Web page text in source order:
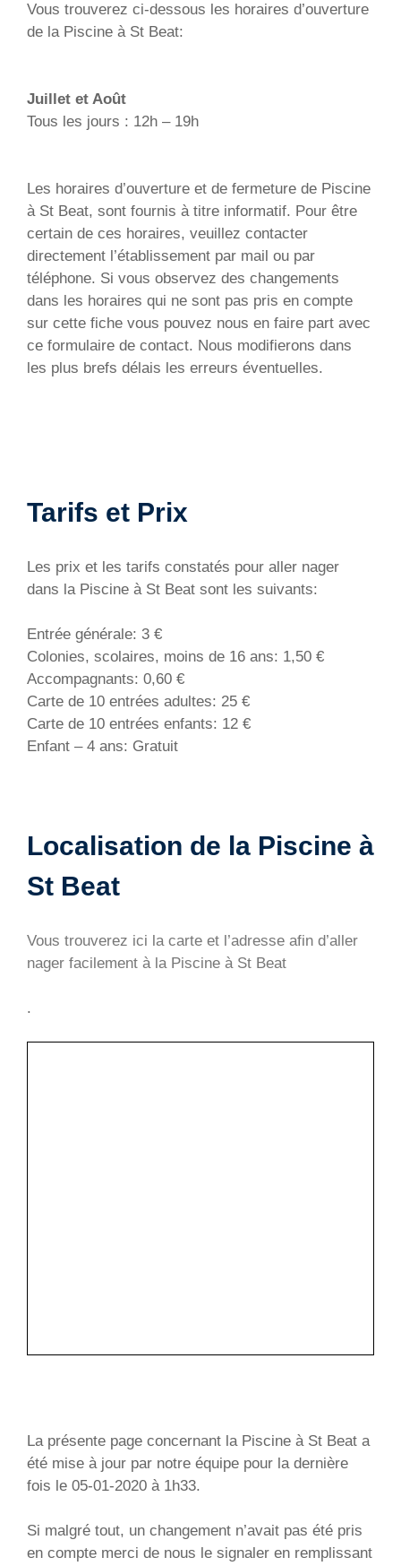
Vous trouverez ci-dessous les horaires d’ouverture
de la Piscine à St Beat:
Juillet et Août
Tous les jours : 12h – 19h
Les horaires d’ouverture et de fermeture de Piscine
à St Beat, sont fournis à titre informatif. Pour être
certain de ces horaires, veuillez contacter
directement l’établissement par mail ou par
téléphone. Si vous observez des changements
dans les horaires qui ne sont pas pris en compte
sur cette fiche vous pouvez nous en faire part avec
ce formulaire de contact. Nous modifierons dans
les plus brefs délais les erreurs éventuelles.
Tarifs et Prix
Les prix et les tarifs constatés pour aller nager
dans la Piscine à St Beat sont les suivants:
Entrée générale: 3 €
Colonies, scolaires, moins de 16 ans: 1,50 €
Accompagnants: 0,60 €
Carte de 10 entrées adultes: 25 €
Carte de 10 entrées enfants: 12 €
Enfant – 4 ans: Gratuit
Localisation de la Piscine à
St Beat
Vous trouverez ici la carte et l’adresse afin d’aller
nager facilement à la Piscine à St Beat
.
La présente page concernant la Piscine à St Beat a
été mise à jour par notre équipe pour la dernière
fois le 05-01-2020 à 1h33.
Si malgré tout, un changement n’avait pas été pris
en compte merci de nous le signaler en remplissant